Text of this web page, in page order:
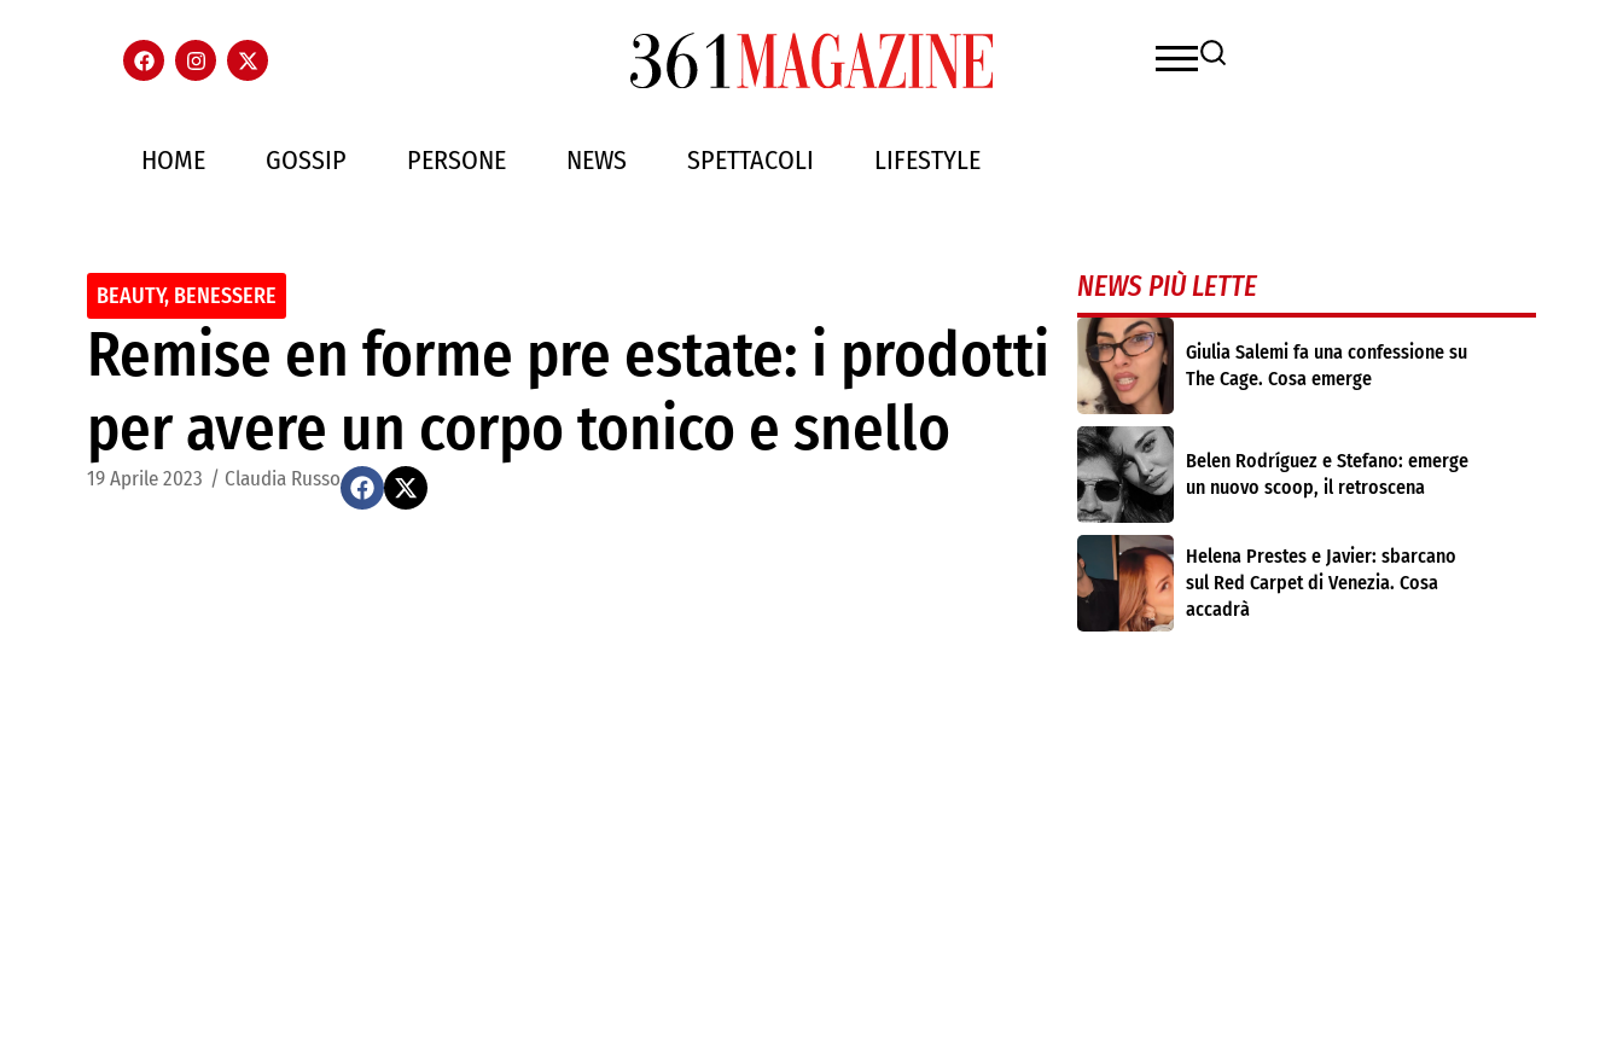
HOME GOSSIP PERSONE NEWS SPETTACOLI LIFESTYLE
BEAUTY, BENESSERE
Remise en forme pre estate: i prodotti
per avere un corpo tonico e snello
19 Aprile 2023 / Claudia Russo
NEWS PIÙ LETTE
Giulia Salemi fa una confessione su
The Cage. Cosa emerge
Belen Rodríguez e Stefano: emerge
un nuovo scoop, il retroscena
Helena Prestes e Javier: sbarcano
sul Red Carpet di Venezia. Cosa
accadrà